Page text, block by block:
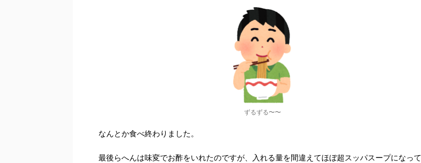
ずるずる〜〜
なんとか食べ終わりました。
最後らへんは味変でお酢をいれたのですが、入れる量を間違えてほぼ超スッパスープになって